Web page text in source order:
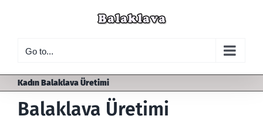
Go to...
Kadın Balaklava Üretimi
Balaklava Üretimi